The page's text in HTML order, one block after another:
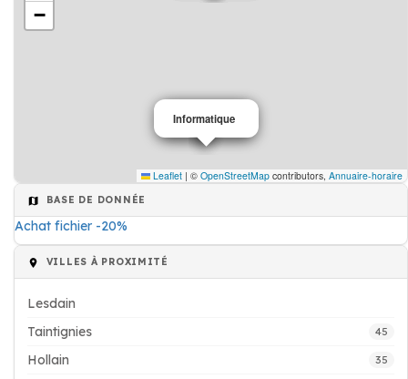
Architecte
Informatique
−
Leaflet | © OpenStreetMap contributors, Annuaire-horaire
BASE DE DONNÉE
Achat fichier -20%
VILLES À PROXIMITÉ
Lesdain
Taintignies
45
Hollain 35